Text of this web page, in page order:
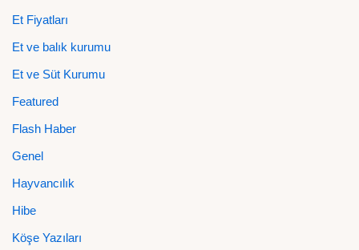
Et Fiyatları
Et ve balık kurumu
Et ve Süt Kurumu
Featured
Flash Haber
Genel
Hayvancılık
Hibe
Köşe Yazıları